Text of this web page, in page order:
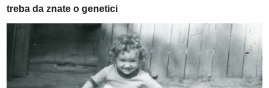
treba da znate o genetici